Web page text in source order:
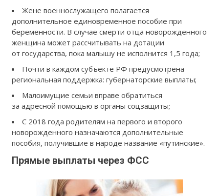
Жене военнослужащего полагается
дополнительное единовременное пособие при
беременности. В случае смерти отца новорожденного
женщина может рассчитывать на дотации
от государства, пока малышу не исполнится 1,5 года;
Почти в каждом субъекте РФ предусмотрена
региональная поддержка: губернаторские выплаты;
Малоимущие семьи вправе обратиться
за адресной помощью в органы соцзащиты;
С 2018 года родителям на первого и второго
новорожденного назначаются дополнительные
пособия, получившие в народе название «путинские».
Прямые выплаты через ФСС